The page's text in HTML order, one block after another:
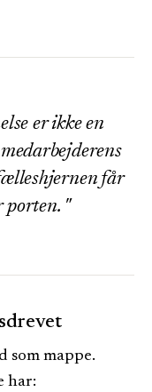
er ikke en
får
porten.
som mappe.
har: